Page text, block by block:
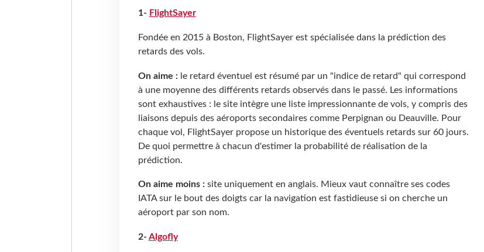
1- FlightSayer
Fondée en 2015 à Boston, FlightSayer est spécialisée dans la prédiction des
retards des vols.
On aime :le retard éventuel est résumé par un "indice de retard" qui correspond
à une moyenne des différents retards observés dans le passé. Les informations
sont exhaustives : le site intègre une liste impressionnante de vols, y compris des
liaisons depuis des aéroports secondaires comme Perpignan ou Deauville. Pour
chaque vol, FlightSayer propose un historique des éventuels retards sur 60 jours.
De quoi permettre à chacun d'estimer la probabilité de réalisation de la
prédiction.
On aime moins :site uniquement en anglais. Mieux vaut connaître ses codes
IATA sur le bout des doigts car la navigation est fastidieuse si on cherche un
aéroport par son nom.
2- Algofly